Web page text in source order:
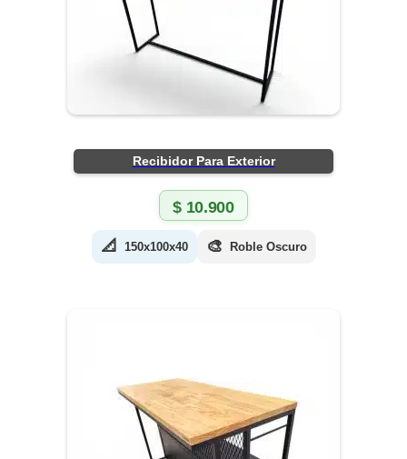
Recibidor Para Exterior
$10.900
📐 150x100x40 🎨 Roble Oscuro